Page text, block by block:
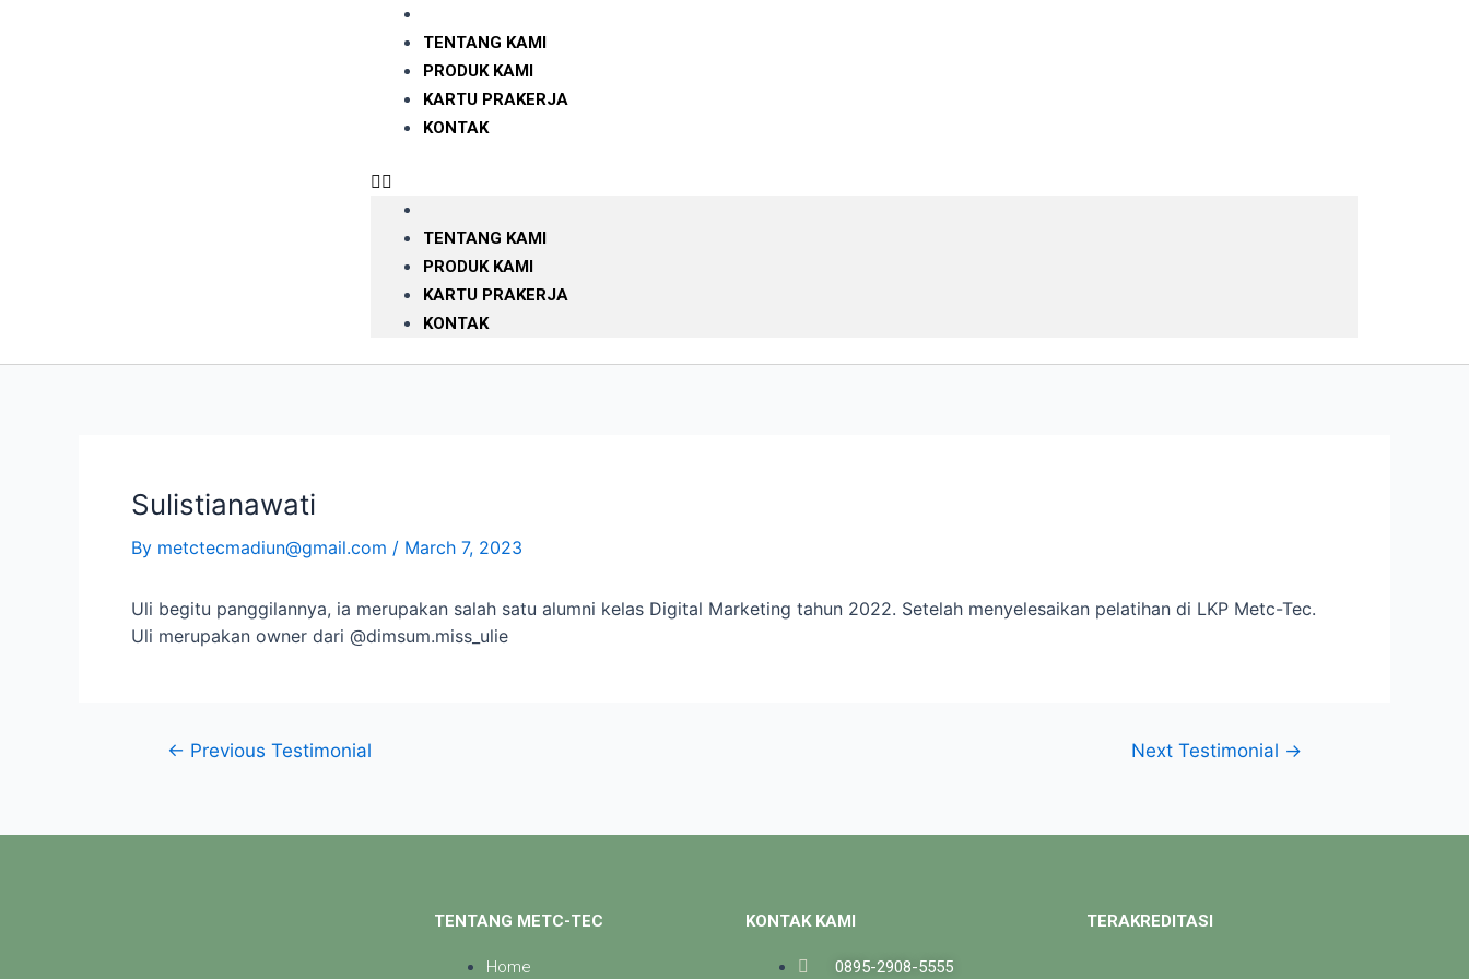
TENTANG KAMI
PRODUK KAMI
KARTU PRAKERJA
KONTAK
TENTANG KAMI
PRODUK KAMI
KARTU PRAKERJA
KONTAK
Sulistianawati
By metctecmadiun@gmail.com / March 7, 2023
Uli begitu panggilannya, ia merupakan salah satu alumni kelas Digital Marketing tahun 2022. Setelah menyelesaikan pelatihan di LKP Metc-Tec.
Uli merupakan owner dari @dimsum.miss_ulie
← Previous Testimonial Next Testimonial →
TENTANG METC-TEC
Home
KONTAK KAMI
0895-2908-5555
TERAKREDITASI